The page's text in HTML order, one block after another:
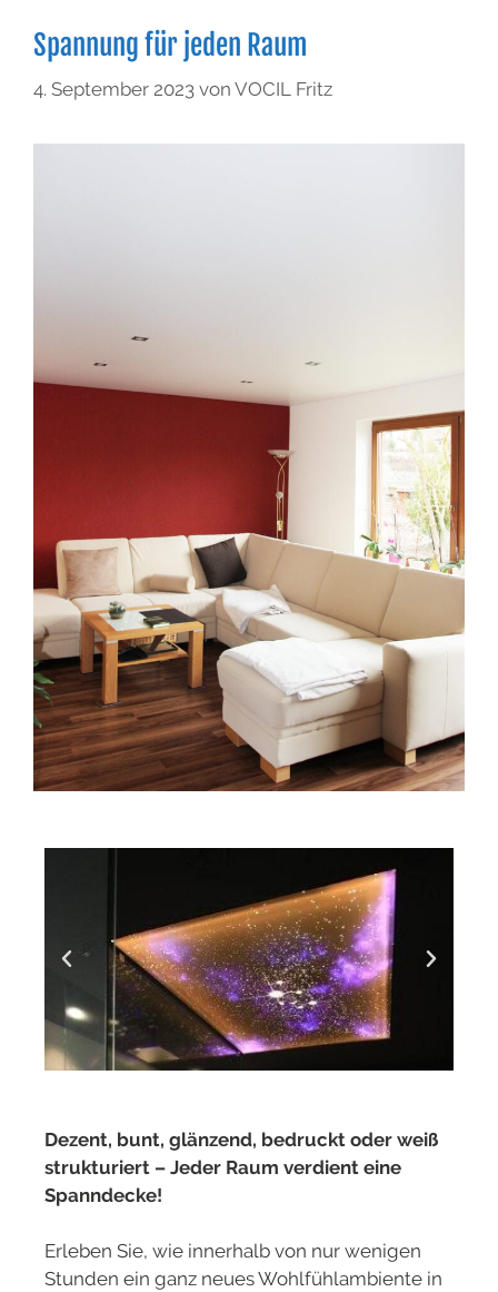
Spannung für jeden Raum
4. September 2023 von VOCIL Fritz
Dezent, bunt, glänzend, bedruckt oder weiß
strukturiert – Jeder Raum verdient eine
Spanndecke!
Erleben Sie, wie innerhalb von nur wenigen
Stunden ein ganz neues Wohlfühlambiente in